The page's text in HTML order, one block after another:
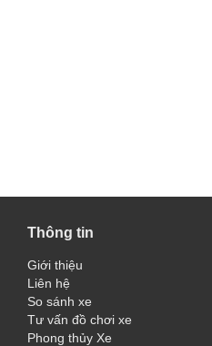
Thông tin
Giới thiệu
Liên hệ
So sánh xe
Tư vấn đồ chơi xe
Phong thủy Xe